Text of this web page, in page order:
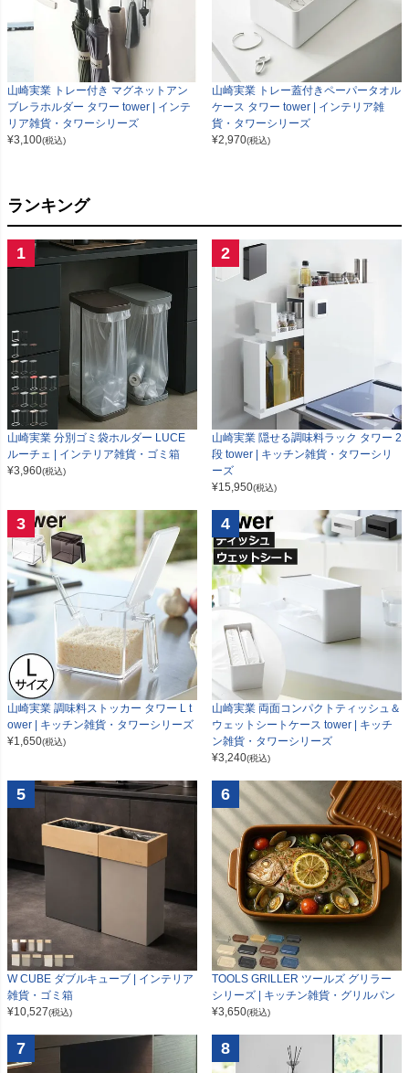
山崎実業 トレー付き マグネットアン
ブレラホルダー タワー tower | インテ
リア雑貨・タワーシリーズ
¥3,100(税込)
山崎実業 トレー蓋付きペーパータオル
ケース タワー tower | インテリア雑
貨・タワーシリーズ
¥2,970(税込)
ランキング
1
山崎実業 分別ゴミ袋ホルダー LUCE
ルーチェ | インテリア雑貨・ゴミ箱
¥3,960(税込)
2
山崎実業 隠せる調味料ラック タワー 2
段 tower | キッチン雑貨・タワーシリ
ーズ
¥15,950(税込)
3
山崎実業 調味料ストッカー タワー L t
ower | キッチン雑貨・タワーシリーズ
¥1,650(税込)
4
山崎実業 両面コンパクトティッシュ＆
ウェットシートケース tower | キッチ
ン雑貨・タワーシリーズ
¥3,240(税込)
5
W CUBE ダブルキューブ | インテリア
雑貨・ゴミ箱
¥10,527(税込)
6
TOOLS GRILLER ツールズ グリラー
シリーズ | キッチン雑貨・グリルパン
¥3,650(税込)
7 8